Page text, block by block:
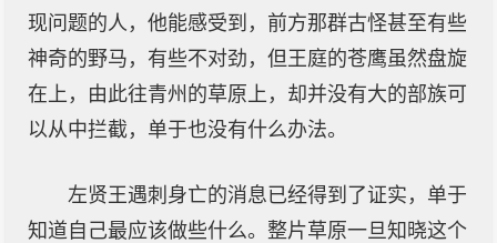
现问题的人，他能感受到，前方那群古怪甚至有些
神奇的野马，有些不对劲，但王庭的苍鹰虽然盘旋
在上，由此往青州的草原上，却并没有大的部族可
以从中拦截，单于也没有什么办法。
左贤王遇刺身亡的消息已经得到了证实，单于
知道自己最应该做些什么。整片草原一旦知晓这个